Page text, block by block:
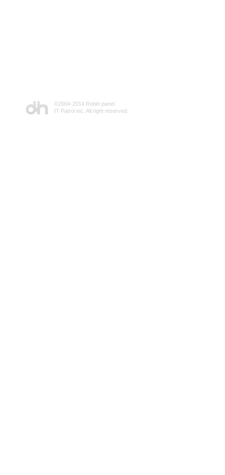
©2004-2014 Robin panel
IT Patrol inc. All right reserved.